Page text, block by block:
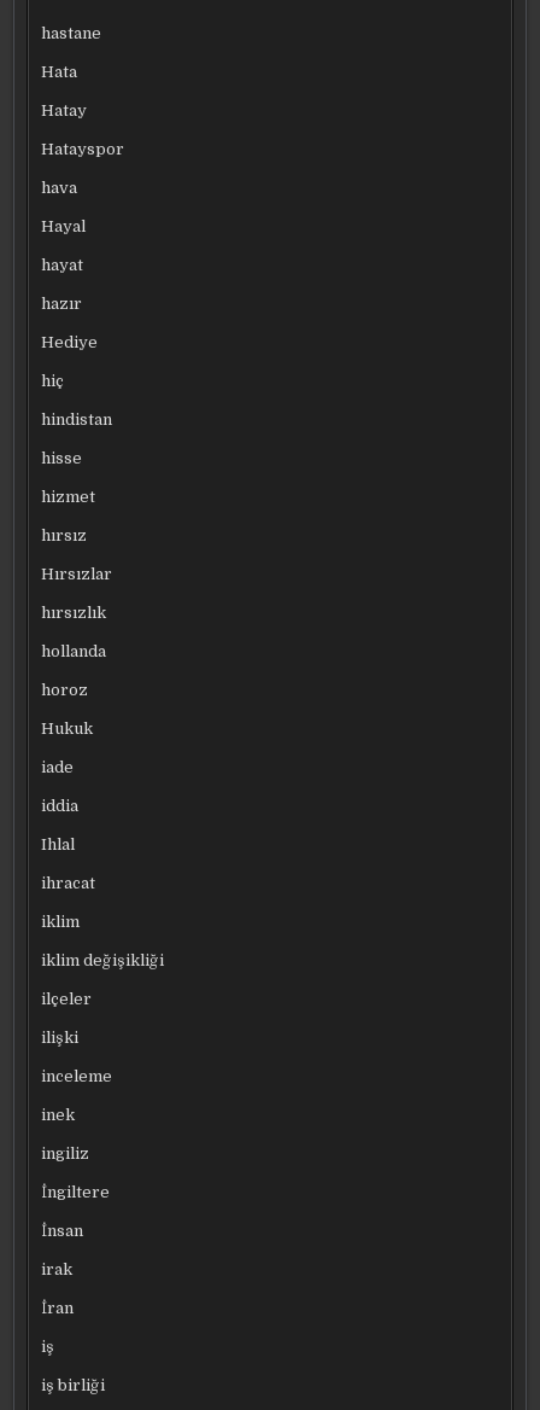
hastane
Hata
Hatay
Hatayspor
hava
Hayal
hayat
hazır
Hediye
hiç
hindistan
hisse
hizmet
hırsız
Hırsızlar
hırsızlık
hollanda
horoz
Hukuk
iade
iddia
Ihlal
ihracat
iklim
iklim değişikliği
ilçeler
ilişki
inceleme
inek
ingiliz
İngiltere
İnsan
irak
İran
iş
iş birliği